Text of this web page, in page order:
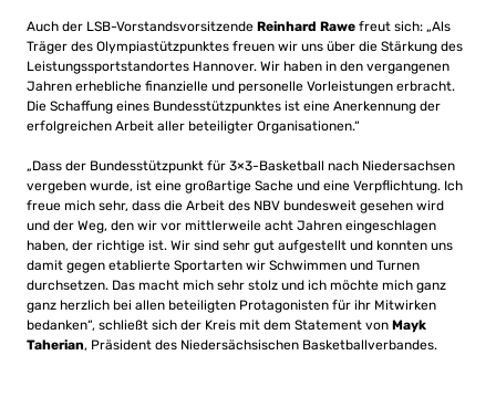
Auch der LSB-Vorstandsvorsitzende Reinhard Rawe freut sich: „Als
Träger des Olympiastützpunktes freuen wir uns über die Stärkung des
Leistungssportstandortes Hannover. Wir haben in den vergangenen
Jahren erhebliche finanzielle und personelle Vorleistungen erbracht.
Die Schaffung eines Bundesstützpunktes ist eine Anerkennung der
erfolgreichen Arbeit aller beteiligter Organisationen.“
„Dass der Bundesstützpunkt für 3×3-Basketball nach Niedersachsen
vergeben wurde, ist eine großartige Sache und eine Verpflichtung. Ich
freue mich sehr, dass die Arbeit des NBV bundesweit gesehen wird
und der Weg, den wir vor mittlerweile acht Jahren eingeschlagen
haben, der richtige ist. Wir sind sehr gut aufgestellt und konnten uns
damit gegen etablierte Sportarten wir Schwimmen und Turnen
durchsetzen. Das macht mich sehr stolz und ich möchte mich ganz
ganz herzlich bei allen beteiligten Protagonisten für ihr Mitwirken
bedanken“, schließt sich der Kreis mit dem Statement von Mayk
Taherian, Präsident des Niedersächsischen Basketballverbandes.